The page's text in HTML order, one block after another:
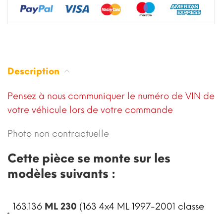
Description
Pensez à nous communiquer le numéro de VIN de
votre véhicule lors de votre commande
Photo non contractuelle
Cette pièce se monte sur les
modèles suivants :
163.136 ML 230 (163 4x4 ML 1997-2001 classe